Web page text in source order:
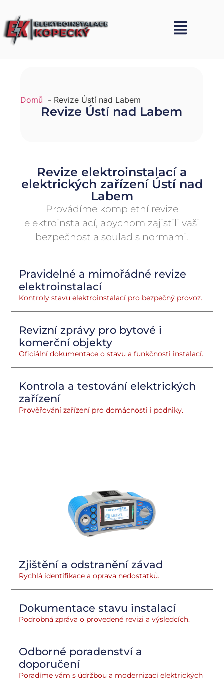
Domů Revize Ústí nad Labem
Revize Ústí nad Labem
Revize elektroinstalací a
elektrických zařízení Ústí nad
Labem
Provádíme kompletní revize
elektroinstalací, abychom zajistili vaši
bezpečnost a soulad s normami.
Pravidelné a mimořádné revize
elektroinstalací
Kontroly stavu elektroinstalací pro bezpečný provoz.
Revizní zprávy pro bytové i
komerční objekty
Oficiální dokumentace o stavu a funkčnosti instalací.
Kontrola a testování elektrických
zařízení
Prověřování zařízení pro domácnosti i podniky.
Zjištění a odstranění závad
Rychlá identifikace a oprava nedostatků.
Dokumentace stavu instalací
Podrobná zpráva o provedené revizi a výsledcích.
Odborné poradenství a
doporučení
Poradíme vám s údržbou a modernizací elektrických